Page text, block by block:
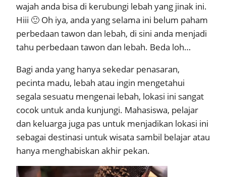
wajah anda bisa di kerubungi lebah yang jinak ini.
Hiii 🙂 Oh iya, anda yang selama ini belum paham
perbedaan tawon dan lebah, di sini anda menjadi
tahu perbedaan tawon dan lebah. Beda loh…
Bagi anda yang hanya sekedar penasaran,
pecinta madu, lebah atau ingin mengetahui
segala sesuatu mengenai lebah, lokasi ini sangat
cocok untuk anda kunjungi. Mahasiswa, pelajar
dan keluarga juga pas untuk menjadikan lokasi ini
sebagai destinasi untuk wisata sambil belajar atau
hanya menghabiskan akhir pekan.